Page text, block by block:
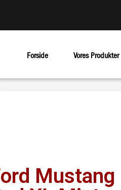
Forside Vores Produkter
Mustang